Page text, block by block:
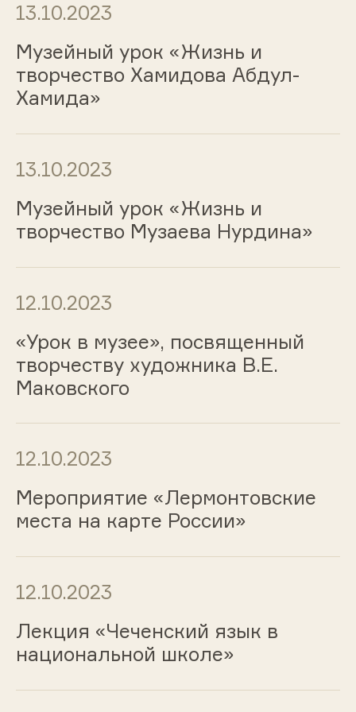
13.10.2023
Музейный урок «Жизнь и
творчество Хамидова Абдул-
Хамида»
13.10.2023
Музейный урок «Жизнь и
творчество Музаева Нурдина»
12.10.2023
«Урок в музее», посвященный
творчеству художника В.Е.
Маковского
12.10.2023
Мероприятие «Лермонтовские
места на карте России»
12.10.2023
Лекция «Чеченский язык в
национальной школе»